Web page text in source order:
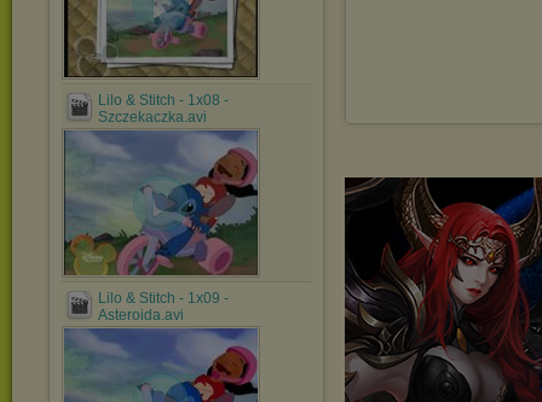
Lilo & Stitch - 1x08 -
Szczekaczka.avi
Lilo & Stitch - 1x09 -
Asteroida.avi